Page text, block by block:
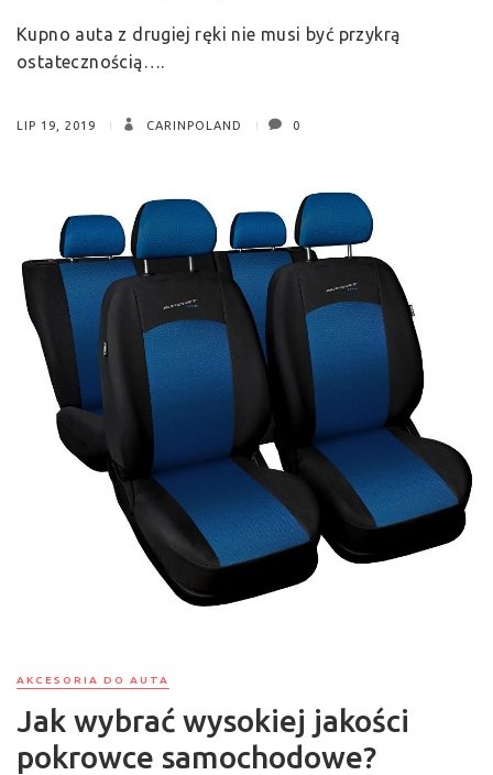
Kupno auta z drugiej ręki nie musi być przykrą
ostatecznością….
LIP 19, 2019 CARINPOLAND 0
AKCESORIA DO AUTA
Jak wybrać wysokiej jakości
pokrowce samochodowe?